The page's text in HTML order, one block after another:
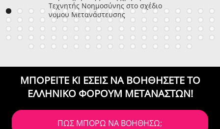
Τεχνητής Νοημοσύνης στο σχέδιο
νόμου Μετανάστευσης
ΜΠΟΡΕΙΤΕ ΚΙ ΕΣΕΙΣ ΝΑ ΒΟΗΘΗΣΕΤΕΤΟ
ΕΛΛΗΝΙΚΟ ΦΟΡΟΥΜ ΜΕΤΑΝΑΣΤΩΝ!
ΠΩΣ ΜΠΟΡΩ ΝΑ ΒΟΗΘΗΣΩ;